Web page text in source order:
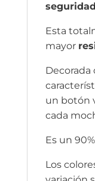
seguridad
Esta
mayor
un botón
cada
Es un 90%
Los